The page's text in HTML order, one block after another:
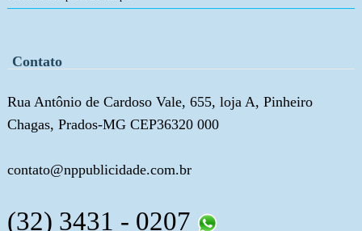
Contato
Rua Antônio de Cardoso Vale, 655, loja A, Pinheiro
Chagas, Prados-MG CEP36320 000
contato@nppublicidade.com.br
(32) 3431 - 0207